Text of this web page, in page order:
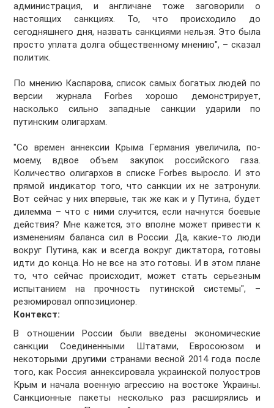
администрация, и англичане тоже заговорили о
настоящих санкциях. То, что происходило до
сегодняшнего дня, назвать санкциями нельзя. Это была
просто уплата долга общественному мнению", – сказал
политик.
По мнению Каспарова, список самых богатых людей по
версии журнала Forbes хорошо демонстрирует,
насколько сильно западные санкции ударили по
путинским олигархам.
"Со времен аннексии Крыма Германия увеличила, по-
моему, вдвое объем закупок российского газа.
Количество олигархов в списке Forbes выросло. И это
прямой индикатор того, что санкции их не затронули.
Вот сейчас у них впервые, так же как и у Путина, будет
дилемма – что с ними случится, если начнутся боевые
действия? Мне кажется, это вполне может привести к
изменениям баланса сил в России. Да, какие-то люди
вокруг Путина, как и всегда вокруг диктатора, готовы
идти до конца. Но не все на это готовы. И в этом плане
то, что сейчас происходит, может стать серьезным
испытанием на прочность путинской системы", –
резюмировал оппозиционер.
Контекст:
В отношении России были введены экономические
санкции Соединенными Штатами, Евросоюзом и
некоторыми другими странами весной 2014 года после
того, как Россия аннексировала украинской полуостров
Крым и начала военную агрессию на востоке Украины.
Санкционные пакеты несколько раз расширялись и